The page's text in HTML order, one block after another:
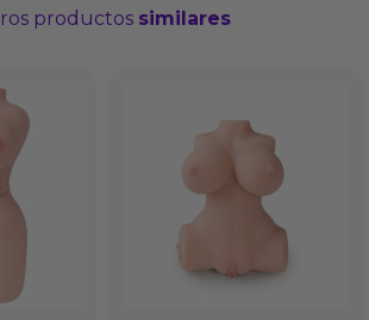
productos similares